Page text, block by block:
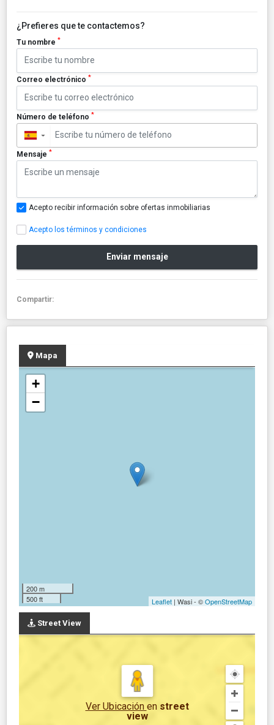
¿Prefieres que te contactemos?
Tu nombre *
Correo electrónico *
Número de teléfono *
▼
Mensaje *
Acepto recibir información sobre ofertas inmobiliarias
Acepto los términos y condiciones
Enviar mensaje
Compartir:
Mapa
+
−
200 m
500 ft
Leaflet | Wasi - ©OpenStreetMap
Street View
Ver Ubicación en street
view